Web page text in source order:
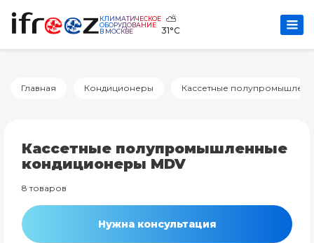
КЛИМАТИЧЕСКОЕ
ОБОРУДОВАНИЕ
В МОСКВЕ
⛅
31°C
Главная Кондиционеры Кассетные
Кассетные полупромышленные
кондиционеры MDV
8 товаров
Нужна консультация